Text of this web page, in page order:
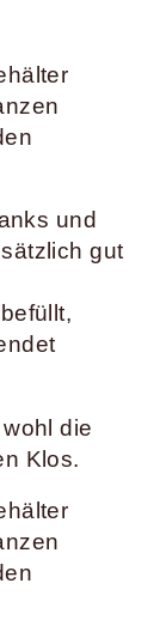
und
gut
die
Klos.